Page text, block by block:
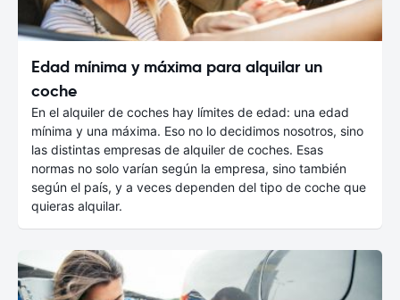
Edad mínima y máxima para alquilar un
coche
En el alquiler de coches hay límites de edad: una edad
mínima y una máxima. Eso no lo decidimos nosotros, sino
las distintas empresas de alquiler de coches. Esas
normas no solo varían según la empresa, sino también
según el país, y a veces dependen del tipo de coche que
quieras alquilar.